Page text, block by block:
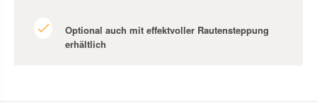
Optional auch mit effektvoller Rautensteppung
erhältlich